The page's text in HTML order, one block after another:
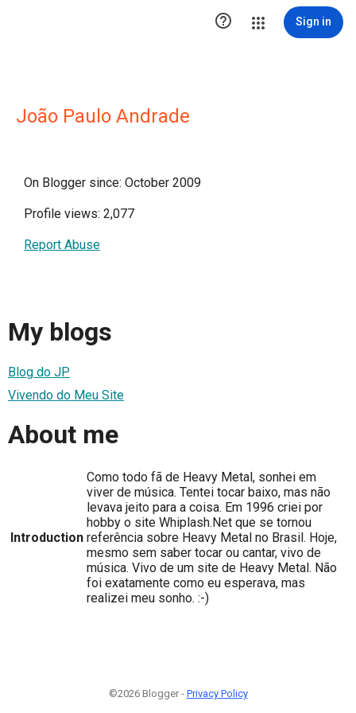
 Sign in
João Paulo Andrade
On Blogger since: October 2009
Profile views: 2,077
Report Abuse
My blogs
Blog do JP
Vivendo do Meu Site
About me
Introduction
Como todo fã de Heavy Metal, sonhei em
viver de música. Tentei tocar baixo, mas não
levava jeito para a coisa. Em 1996 criei por
hobby o site Whiplash.Net que se tornou
referência sobre Heavy Metal no Brasil. Hoje,
mesmo sem saber tocar ou cantar, vivo de
música. Vivo de um site de Heavy Metal. Não
foi exatamente como eu esperava, mas
realizei meu sonho. :-)
©2026 Blogger - Privacy Policy